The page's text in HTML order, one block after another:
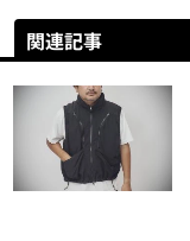
関連記事